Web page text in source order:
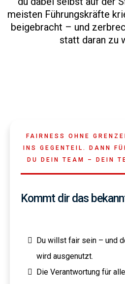
meisten Führungskräfte
beigebracht – und
statt daran zu
FAIRNESS OHNE
INS GEGENTEIL. DANN
DU DEIN TEAM – DEIN
Kommt dir das
Du willst fair sein – und
wird ausgenutzt.
Die Verantwortung für